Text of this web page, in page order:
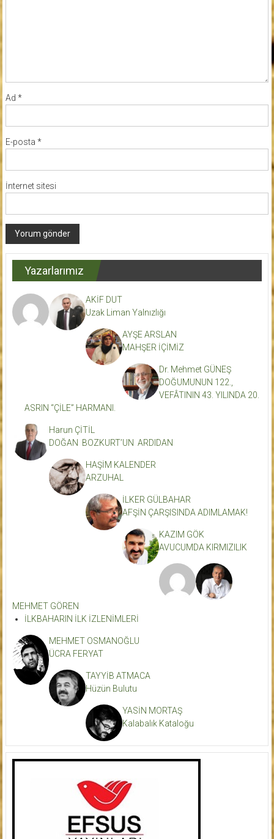
Ad *
E-posta *
İnternet sitesi
Yazarlarımız
AKİF DUT
Uzak Liman Yalnızlığı
AYŞE ARSLAN
MAHŞER İÇİMİZ
Dr. Mehmet GÜNEŞ
DOĞUMUNUN 122.,
VEFÂTININ 43. YILINDA 20.
ASRIN “ÇİLE” HARMANI.
Harun ÇİTİL
DOĞAN BOZKURT’UN ARDIDAN
HAŞİM KALENDER
ARZUHAL
İLKER GÜLBAHAR
AFŞİN ÇARŞISINDA ADIMLAMAK!
KAZIM GÖK
AVUCUMDA KIRMIZILIK
MEHMET GÖREN
İLKBAHARIN İLK İZLENİMLERİ
MEHMET OSMANOĞLU
ÜCRA FERYAT
TAYYİB ATMACA
Hüzün Bulutu
YASİN MORTAŞ
Kalabalık Kataloğu